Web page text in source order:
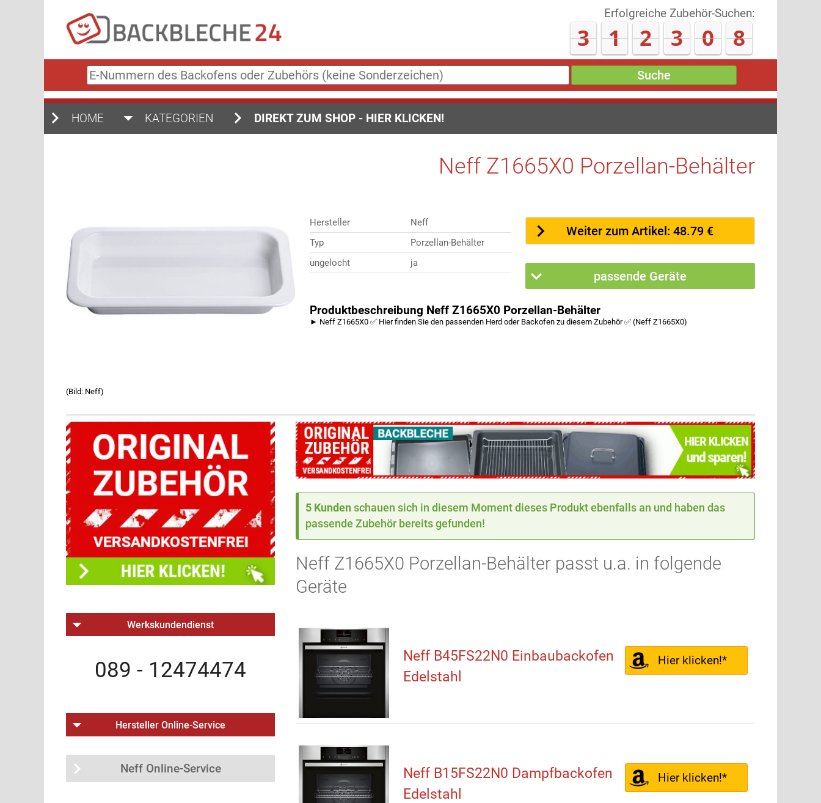
Erfolgreiche Zubehör-Suchen:
3 1 2 3 1 7
E-
Nummern
des
oder
Suche
HOME KATEGORIEN DIREKT ZUM SHOP - HIER KLICKEN!
(Bild: Neff)
Neff Z1665X0 Porzellan-Behälter
Hersteller
Neff
Typ
Porzellan-Behälter
ungelocht
ja
Weiter zum Artikel: 48.79 €
passende Geräte
Produktbeschreibung Neff Z1665X0 Porzellan-Behälter
► Neff Z1665X0 ✅ Hier finden Sie den passenden Herd oder Backofen zu diesem Zubehör ✅ (Neff Z1665X0)
5 Kunden schauen sich in diesem Moment dieses Produkt ebenfalls an und haben das
passende Zubehör bereits gefunden!
Neff Z1665X0 Porzellan-Behälter passt u.a. in folgende
Geräte
Neff B45FS22N0 Einbaubackofen
Edelstahl
Hier klicken!*
Neff B15FS22N0 Dampfbackofen
Edelstahl
Hier klicken!*
Werkskundendienst
089 - 12474474
Hersteller Online-Service
Neff Online-Service